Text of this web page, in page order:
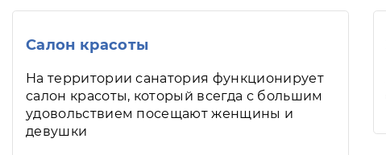
Салон красоты
На территории санатория функционирует
салон красоты, который всегда с большим
удовольствием посещают женщины и
девушки